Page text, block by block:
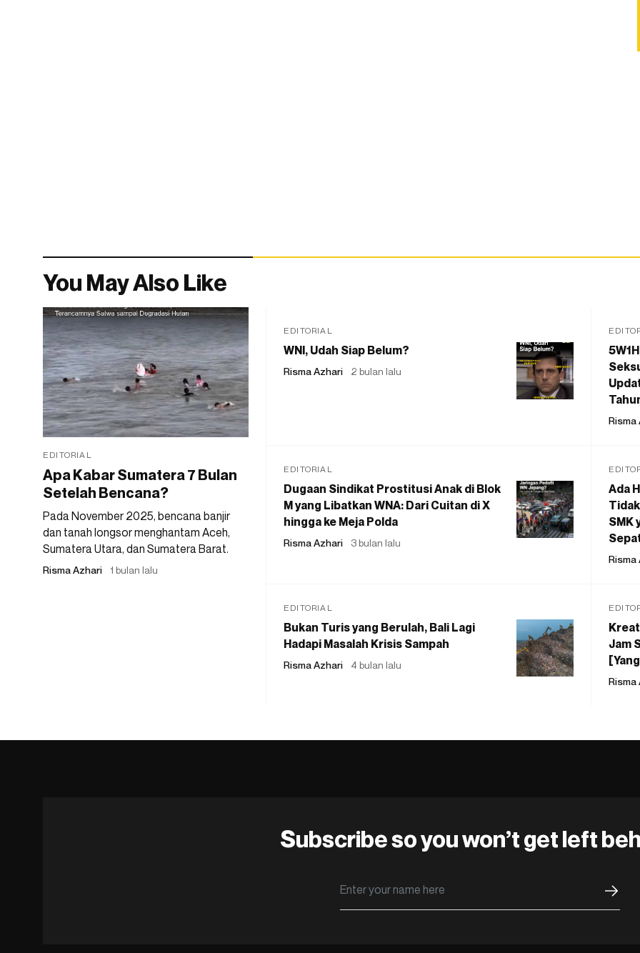
You May Also Like
EDITORIAL
Apa Kabar Sumatera 7 Bulan
Setelah Bencana?
Pada November 2025, bencana banjir
dan tanah longsor menghantam Aceh,
Sumatera Utara, dan Sumatera Barat.
Risma Azhari 1 bulan lalu
EDITORIAL
WNI, Udah Siap Belum?
Risma Azhari 2 bulan lalu
Risma
EDITORIAL
Dugaan Sindikat Prostitusi Anak di Blok
M yang Libatkan WNA: Dari Cuitan di X
hingga ke Meja Polda
Risma Azhari 3 bulan lalu
Ada
SMK
Risma
EDITORIAL
Bukan Turis yang Berulah, Bali Lagi
Hadapi Masalah Krisis Sampah
Risma Azhari 4 bulan lalu
Jam
Risma
Subscribe so you won’t get left